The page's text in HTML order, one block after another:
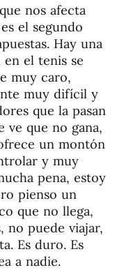
nos afecta
el segundo
Hay una
el tenis se
muy caro,
muy difícil y
que la pasan
ve que no gana,
un montón
y muy
pena, estoy
pienso un
que no llega,
no puede viajar,
Es duro. Es
a nadie.